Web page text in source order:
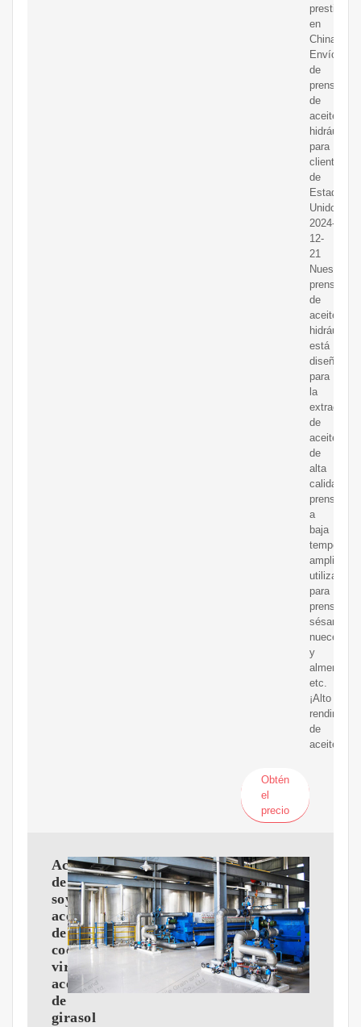
prestigio
en
China.
Envío
de
prensa
de
aceite
hidráulica
para
clientes
de
Estados
Unidos
2024-
12-
21
Nuestra
prensa
de
aceite
hidráulica
está
diseñada
para
la
extracción
de
aceite
de
alta
calidad
prensado
a
baja
utilizada
para
prensar
sésamo,
nueces
y
almendras,
etc.
¡Alto
de
aceite
Obtén
el
precio
Aceite
de
soya,
aceite
de
coco
virgen,
aceite
de
girasol